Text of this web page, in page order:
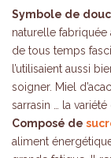
Symbole de
naturelle
de tous temps
l’utilisaient aussi
soigner. Miel
sarrasin … la
Composé de
aliment